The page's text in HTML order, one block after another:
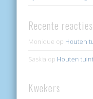
Recente reacties
Monique op Houten
Saskia op Houten
Kwekers